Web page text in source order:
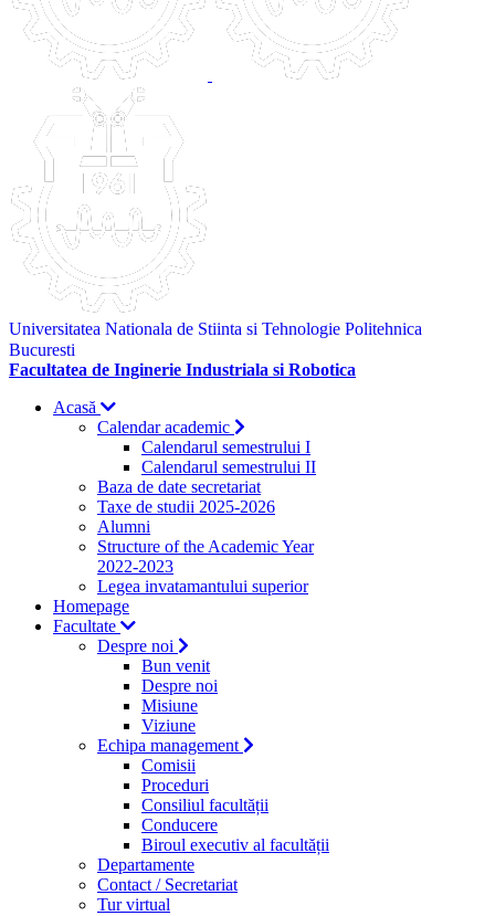
Universitatea Nationala de Stiinta si Tehnologie Politehnica
Bucuresti
Facultatea de Inginerie Industriala si Robotica
Acasă
Calendar academic
Calendarul semestrului I
Calendarul semestrului II
Baza de date secretariat
Taxe de studii 2025-2026
Alumni
Structure of the Academic Year
2022-2023
Legea invatamantului superior
Homepage
Facultate
Despre noi
Bun venit
Despre noi
Misiune
Viziune
Echipa management
Comisii
Proceduri
Consiliul facultății
Conducere
Biroul executiv al facultății
Departamente
Contact / Secretariat
Tur virtual